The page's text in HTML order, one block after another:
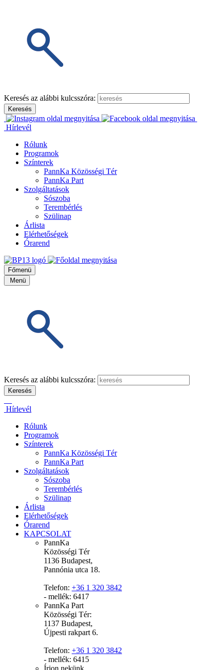
Keresés az alábbi kulcsszóra:
Hírlevél
Rólunk
Programok
Színterek
PannKa Közösségi Tér
PannKa Part
Szolgáltatások
Sószoba
Terembérlés
Szülinap
Árlista
Elérhetőségek
Órarend
Főmenü
Menü
Keresés az alábbi kulcsszóra:
Hírlevél
Rólunk
Programok
Színterek
PannKa Közösségi Tér
PannKa Part
Szolgáltatások
Sószoba
Terembérlés
Szülinap
Árlista
Elérhetőségek
Órarend
KAPCSOLAT
PannKa
Közösségi Tér
1136 Budapest,
Pannónia utca 18.
Telefon: +36 1 320 3842
- mellék: 6417
PannKa Part
Közösségi Tér:
1137 Budapest,
Újpesti rakpart 6.
Telefon: +36 1 320 3842
- mellék: 6415
Írjon nekünk